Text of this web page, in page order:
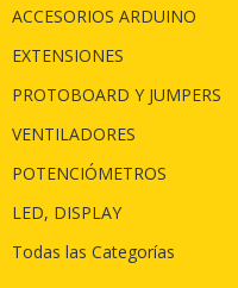
ACCESORIOS ARDUINO
EXTENSIONES
PROTOBOARD Y JUMPERS
VENTILADORES
POTENCIÓMETROS
LED, DISPLAY
Todas las Categorías